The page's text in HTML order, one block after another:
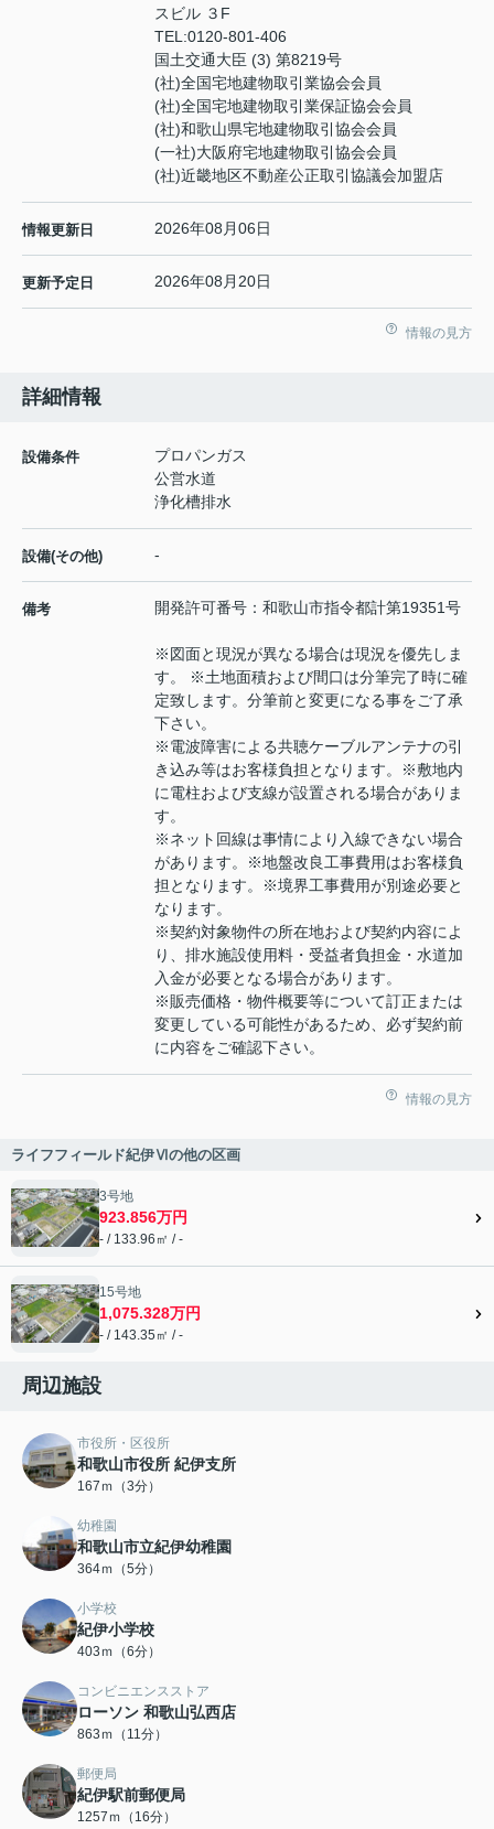
スビル ３F
TEL:0120-801-406
国土交通大臣 (3) 第8219号
(社)全国宅地建物取引業協会会員
(社)全国宅地建物取引業保証協会会員
(社)和歌山県宅地建物取引協会会員
(一社)大阪府宅地建物取引協会会員
(社)近畿地区不動産公正取引協議会加盟店
情報更新日 2026年08月06日
更新予定日 2026年08月20日
情報の見方
詳細情報
設備条件
プロパンガス
公営水道
浄化槽排水
設備(その他) -
備考 開発許可番号：和歌山市指令都計第19351号
※図面と現況が異なる場合は現況を優先しま
す。 ※土地面積および間口は分筆完了時に確
定致します。分筆前と変更になる事をご了承
下さい。
※電波障害による共聴ケーブルアンテナの引
き込み等はお客様負担となります。※敷地内
に電柱および支線が設置される場合がありま
す。
※ネット回線は事情により入線できない場合
があります。※地盤改良工事費用はお客様負
担となります。※境界工事費用が別途必要と
なります。
※契約対象物件の所在地および契約内容によ
り、排水施設使用料・受益者負担金・水道加
入金が必要となる場合があります。
※販売価格・物件概要等について訂正または
変更している可能性があるため、必ず契約前
に内容をご確認下さい。
情報の見方
ライフフィールド紀伊Ⅵの他の区画
3号地
923.856万円
- / 133.96㎡ / -
15号地
1,075.328万円
- / 143.35㎡ / -
周辺施設
市役所・区役所
和歌山市役所 紀伊支所
167ｍ（3分）
幼稚園
和歌山市立紀伊幼稚園
364ｍ（5分）
小学校
紀伊小学校
403ｍ（6分）
コンビニエンスストア
ローソン 和歌山弘西店
863ｍ（11分）
郵便局
紀伊駅前郵便局
1257ｍ（16分）